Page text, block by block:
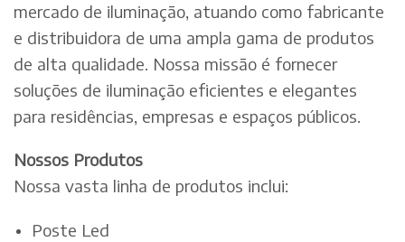
mercado de iluminação, atuando como fabricante
e distribuidora de uma ampla gama de produtos
de alta qualidade. Nossa missão é fornecer
soluções de iluminação eficientes e elegantes
para residências, empresas e espaços públicos.
Nossos Produtos
Nossa vasta linha de produtos inclui:
Poste Led